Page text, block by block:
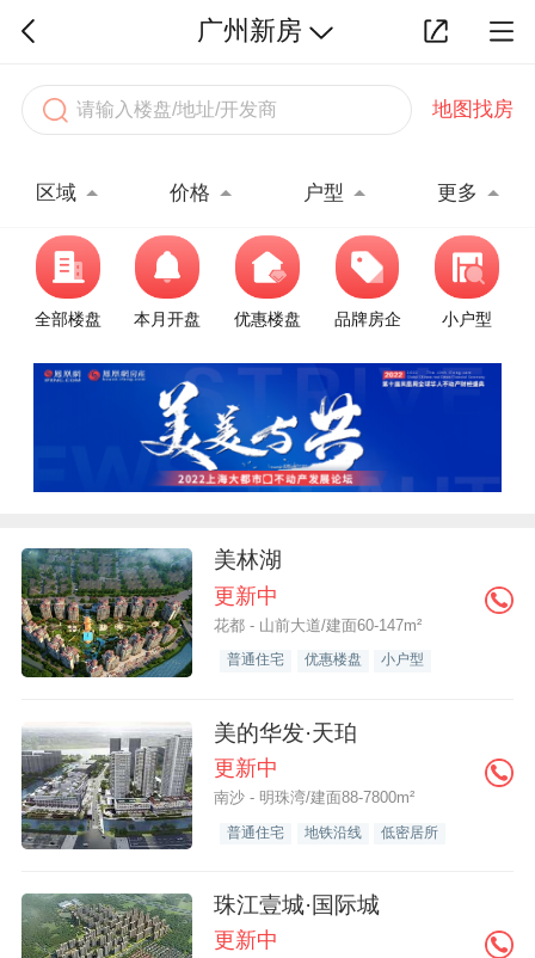
广州新房
地图找房
区域 价格 户型 更多
全部楼盘 本月开盘 优惠楼盘 品牌房企 小户型
美林湖
更新中
花都 - 山前大道/建面60-147m²
普通住宅 优惠楼盘 小户型
美的华发·天珀
更新中
南沙 - 明珠湾/建面88-7800m²
普通住宅 地铁沿线 低密居所
珠江壹城·国际城
更新中